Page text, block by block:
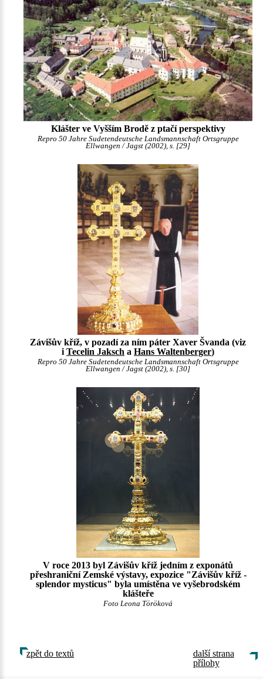
Klášter ve Vyšším Brodě z ptačí perspektivy
Repro 50 Jahre Sudetendeutsche Landsmannschaft Ortsgruppe
Ellwangen / Jagst (2002), s. [29]
Závišův kříž, v pozadí za ním páter Xaver Švanda (viz
i Tecelin Jaksch a Hans Waltenberger)
Repro 50 Jahre Sudetendeutsche Landsmannschaft Ortsgruppe
Ellwangen / Jagst (2002), s. [30]
V roce 2013 byl Závišův kříž jedním z exponátů
přeshraniční Zemské výstavy, expozice "Závišův kříž -
splendor mysticus" byla umístěna ve vyšebrodském
klášteře
Foto Leona Töröková
zpět do textů
další strana
přílohy